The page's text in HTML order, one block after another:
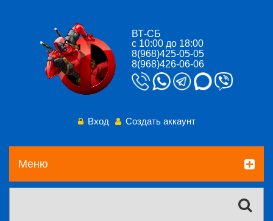
ВТ-СБ
с 10:00 до 18:00
8(968)425-05-05
8(968)426-06-06
Вход Создать аккаунт
Меню